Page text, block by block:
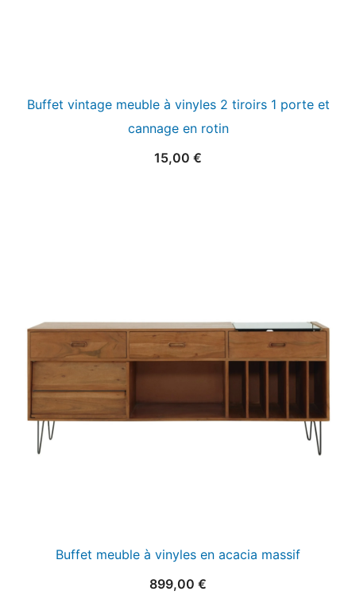
Buffet vintage meuble à vinyles 2 tiroirs 1 porte et
cannage en rotin
15,00 €
Buffet meuble à vinyles en acacia massif
899,00 €